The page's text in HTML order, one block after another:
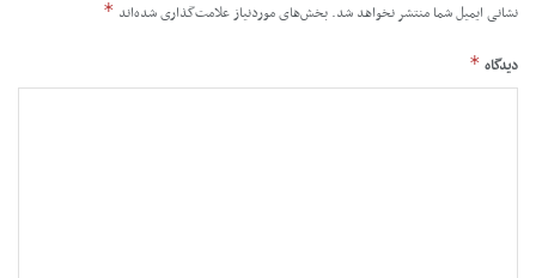
نشانی ایمیل شما منتشر نخواهد شد. بخش‌های موردنیاز علامت‌گذاری شده‌اند *
دیدگاه *